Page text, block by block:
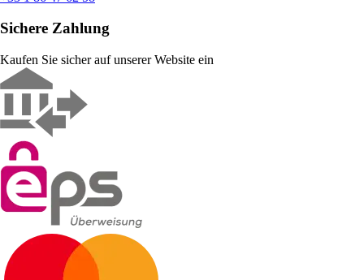
Sichere Zahlung
Kaufen Sie sicher auf unserer Website ein